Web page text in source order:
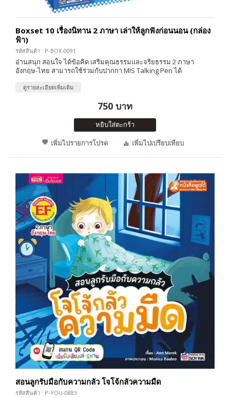
Boxset 10 เรื่องนิทาน 2 ภาษา เล่าให้ลูกฟังก่อนนอน (กล่อง
ฟ้า)
รหัสสินค้า : P-BOX-0091
อ่านสนุก สอนใจ ได้ข้อคิด เสริมคุณธรรมและจริยธรรม 2 ภาษา
อังกฤษ-ไทย สามารถใช้ร่วมกับปากกา MIS Talking Pen ได้
ดูรายละเอียดเพิ่มเติม
750 บาท
หยิบใส่ตะกร้า
เพิ่มไปรายการโปรด
เพิ่มไปเปรียบเทียบ
สอนลูกรับมือกับความกลัว โจโจ้กลัวความมืด
รหัสสินค้า : P-YOU-0883